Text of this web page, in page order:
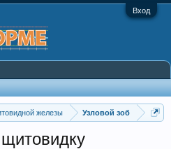
Вход
железы Узловой зоб